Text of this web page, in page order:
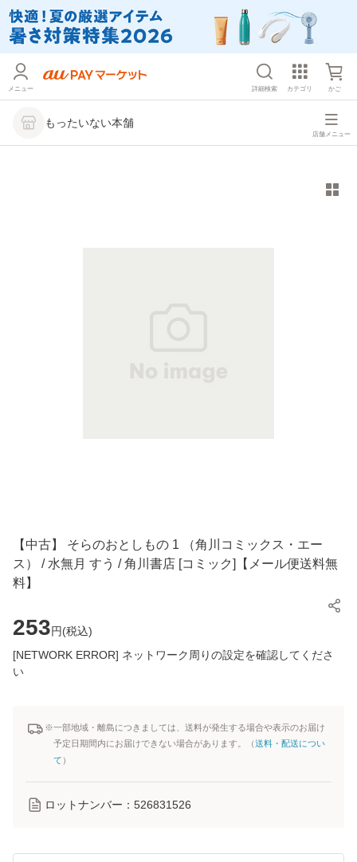
メニュー 詳細検索 カテゴリ かご
もったいない本舗
店舗メニュー
【中古】 そらのおとしもの 1 （角川コミックス・エー
ス） / 水無月 すう / 角川書店 [コミック]【メール便送料無
料】
253円(税込)
[NETWORK ERROR] ネットワーク周りの設定を確認してくださ
い
※一部地域・離島につきましては、送料が発生する場合や表示のお届け
予定日期間内にお届けできない場合があります。（送料・配送につい
て ）
ロットナンバー： 526831526